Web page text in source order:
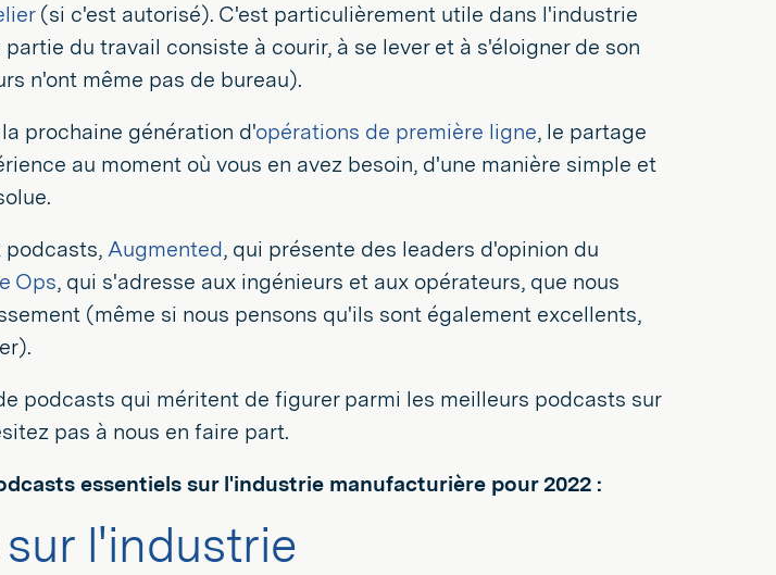
(si c'est autorisé). C'est particulièrement utile dans l'industrie
du travail consiste à courir, à se lever et à s'éloigner de son
n'ont même pas de bureau).
prochaine génération d'opérations de première ligne, le partage
au moment où vous en avez besoin, d'une manière simple et
podcasts, Augmented, qui présente des leaders d'opinion du
Ops, qui s'adresse aux ingénieurs et aux opérateurs, que nous
(même si nous pensons qu'ils sont également excellents,
podcasts qui méritent de figurer parmi les meilleurs podcasts sur
pas à nous en faire part.
essentiels sur l'industrie manufacturière pour 2022 :
l'industrie